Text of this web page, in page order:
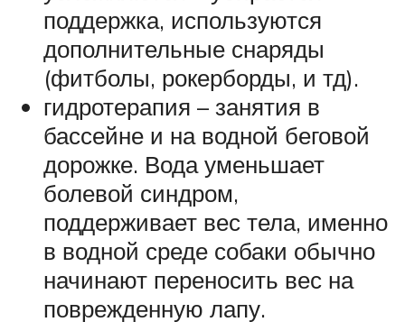
поддержка, используются
дополнительные снаряды
(фитболы, рокерборды, и тд).
гидротерапия – занятия в
бассейне и на водной беговой
дорожке. Вода уменьшает
болевой синдром,
поддерживает вес тела, именно
в водной среде собаки обычно
начинают переносить вес на
поврежденную лапу.